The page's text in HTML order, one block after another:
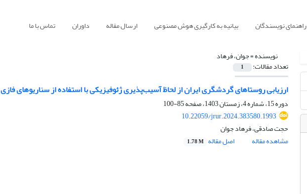
راهنمای نویسندگان بیانیه به کارگیری هوش مصنوعی ارسال مقاله داوران تماس با ما
نویسنده =جوان، فرهاد
تعداد مقالات: 1
ارزیابی روستاهای گردشگری ایران از لحاظ آسیب‌پذیری ژئوفیزیکی با استفاده از سناریوهای فازی
دوره 15، شماره 4، زمستان 1403، صفحه
85-100
10.22059/jrur.2024.383580.1993
حجت صادقی، فرهاد جوان
مشاهده مقاله
اصل مقاله 1.78 M